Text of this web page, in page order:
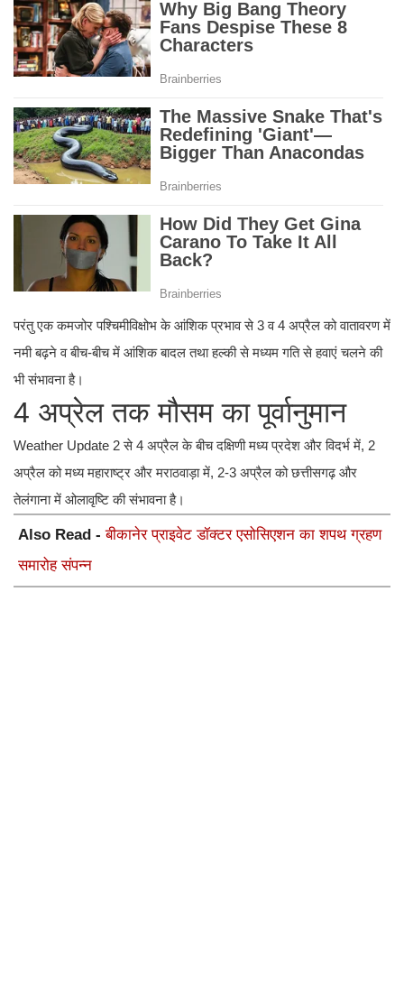
परंतु एक कमजोर पश्चिमीविक्षोभ के आंशिक प्रभाव से 3 व 4 अप्रैल को वातावरण में
नमी बढ़ने व बीच-बीच में आंशिक बादल तथा हल्की से मध्यम गति से हवाएं चलने की
भी संभावना है।
4 अप्रेल तक मौसम का पूर्वानुमान
Weather Update 2 से 4 अप्रैल के बीच दक्षिणी मध्य प्रदेश और विदर्भ में, 2
अप्रैल को मध्य महाराष्ट्र और मराठवाड़ा में, 2-3 अप्रैल को छत्तीसगढ़ और
तेलंगाना में ओलावृष्टि की संभावना है।
Also Read -बीकानेर प्राइवेट डॉक्टर एसोसिएशन का शपथ ग्रहण
समारोह संपन्न